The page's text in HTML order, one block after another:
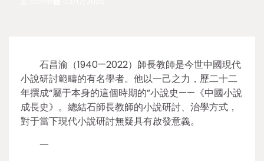
石昌渝（1940—2022）師長教師是今世中國現代
小說研討範疇的有名學者。他以一己之力，歷二十二
年撰成“屬于本身的這個時期的”小說史——《中國小說
成長史》。總結石師長教師的小說研討、治學方式，
對于當下現代小說研討無疑具有啟發意義。
一